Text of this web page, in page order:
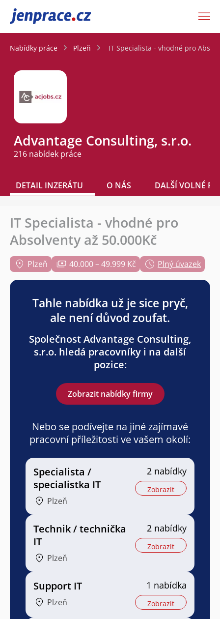
JenPráce.cz
Nabídky práce Plzeň IT Specialista - vhodné pro
Advantage Consulting, s.r.o.
216 nabídek práce
DETAIL INZERÁTU O NÁS DALŠÍ VOLNÉ
IT Specialista - vhodné pro
Absolventy až 50.000Kč
Plzeň 40.000 – 49.999 Kč Plný úvazek
Tahle nabídka už je sice pryč,
ale není důvod zoufat.
Společnost Advantage Consulting,
s.r.o. hledá pracovníky i na další
pozice:
Zobrazit nabídky firmy
Nebo se podívejte na jiné zajímavé
pracovní příležitosti ve vašem okolí:
Specialista /
specialistka IT
Plzeň
2 nabídky
Zobrazit
Technik / technička
IT
Plzeň
2 nabídky
Zobrazit
Support IT
Plzeň
1 nabídka
Zobrazit